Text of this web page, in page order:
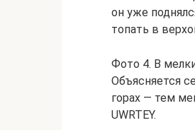
он уже
топать в
Фото 4. В
Объясняется
горах — тем
UWRTEY.